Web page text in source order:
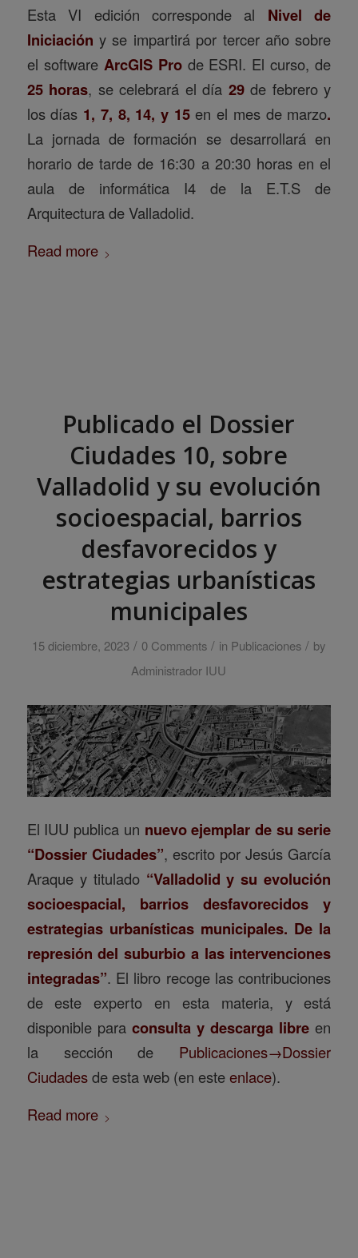
Esta VI edición corresponde al Nivel de
Iniciación y se impartirá por tercer año sobre
el software ArcGIS Pro de ESRI. El curso, de
25 horas, se celebrará el día 29de febrero y
los días 1, 7, 8, 14, y 15 en el mes de marzo.
La jornada de formación se desarrollará en
horario de tarde de 16:30 a 20:30 horas en el
aula de informática I4 de la E.T.S de
Arquitectura de Valladolid.
Read more
Publicado el Dossier
Ciudades 10, sobre
Valladolid y su evolución
socioespacial, barrios
desfavorecidos y
estrategias urbanísticas
municipales
15 diciembre, 2023 / 0 Comments / in Publicaciones / by
Administrador IUU
El IUU publica un nuevo ejemplar de su serie
“Dossier Ciudades”, escrito por Jesús García
Araque y titulado “Valladolid y su evolución
socioespacial, barrios desfavorecidos y
estrategias urbanísticas municipales. De la
represión del suburbio a las intervenciones
integradas”. El libro recoge las contribuciones
de este experto en esta materia, y está
disponible para consulta y descarga libre en
la sección de Publicaciones→Dossier
Ciudadesde esta web (en esteenlace).
Read more